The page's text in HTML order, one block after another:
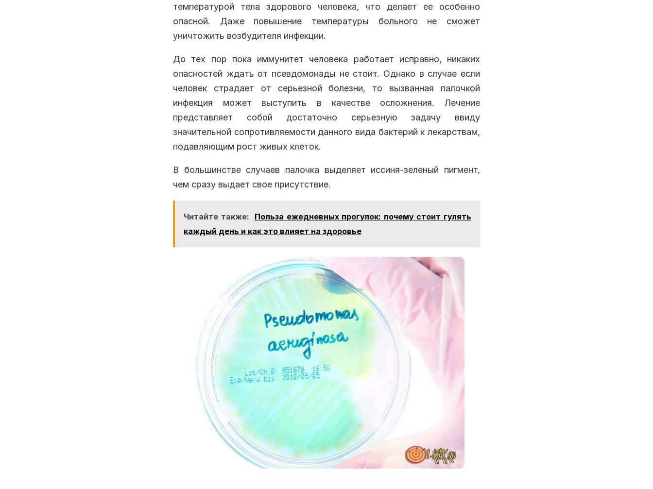
температурой тела здорового человека, что делает ее особенно
опасной. Даже повышение температуры больного не сможет
уничтожить возбудителя инфекции.
До тех пор пока иммунитет человека работает исправно, никаких
опасностей ждать от псевдомонады не стоит. Однако в случае если
человек страдает от серьезной болезни, то вызванная палочкой
инфекция может выступить в качестве осложнения. Лечение
представляет собой достаточно серьезную задачу ввиду
значительной сопротивляемости данного вида бактерий к лекарствам,
подавляющим рост живых клеток.
В большинстве случаев палочка выделяет иссиня-зеленый пигмент,
чем сразу выдает свое присутствие.
Читайте также:
Польза ежедневных прогулок: почему стоит гулять
каждый день и как это влияет на здоровье